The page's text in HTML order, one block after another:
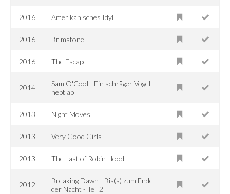
2016 Amerikanisches Idyll
2016 Brimstone
2016 The Escape
2014
Sam O'Cool - Ein schräger Vogel
hebt ab
2013 Night Moves
2013 Very Good Girls
2013 The Last of Robin Hood
2012
Breaking Dawn - Bis(s) zum Ende
der Nacht - Teil 2